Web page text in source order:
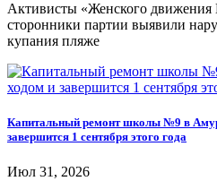
Активисты «Женского движения
сторонники партии выявили
купания пляже
Капитальный ремонт школы №9 в
завершится 1 сентября этого года
Июл 31, 2026